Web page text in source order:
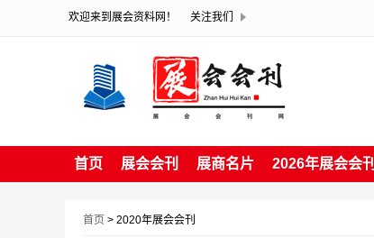
欢迎来到展会资料网！ 关注我们
首页 展会会刊 展商名片 2026年展会会刊
首页 > 2020年展会会刊